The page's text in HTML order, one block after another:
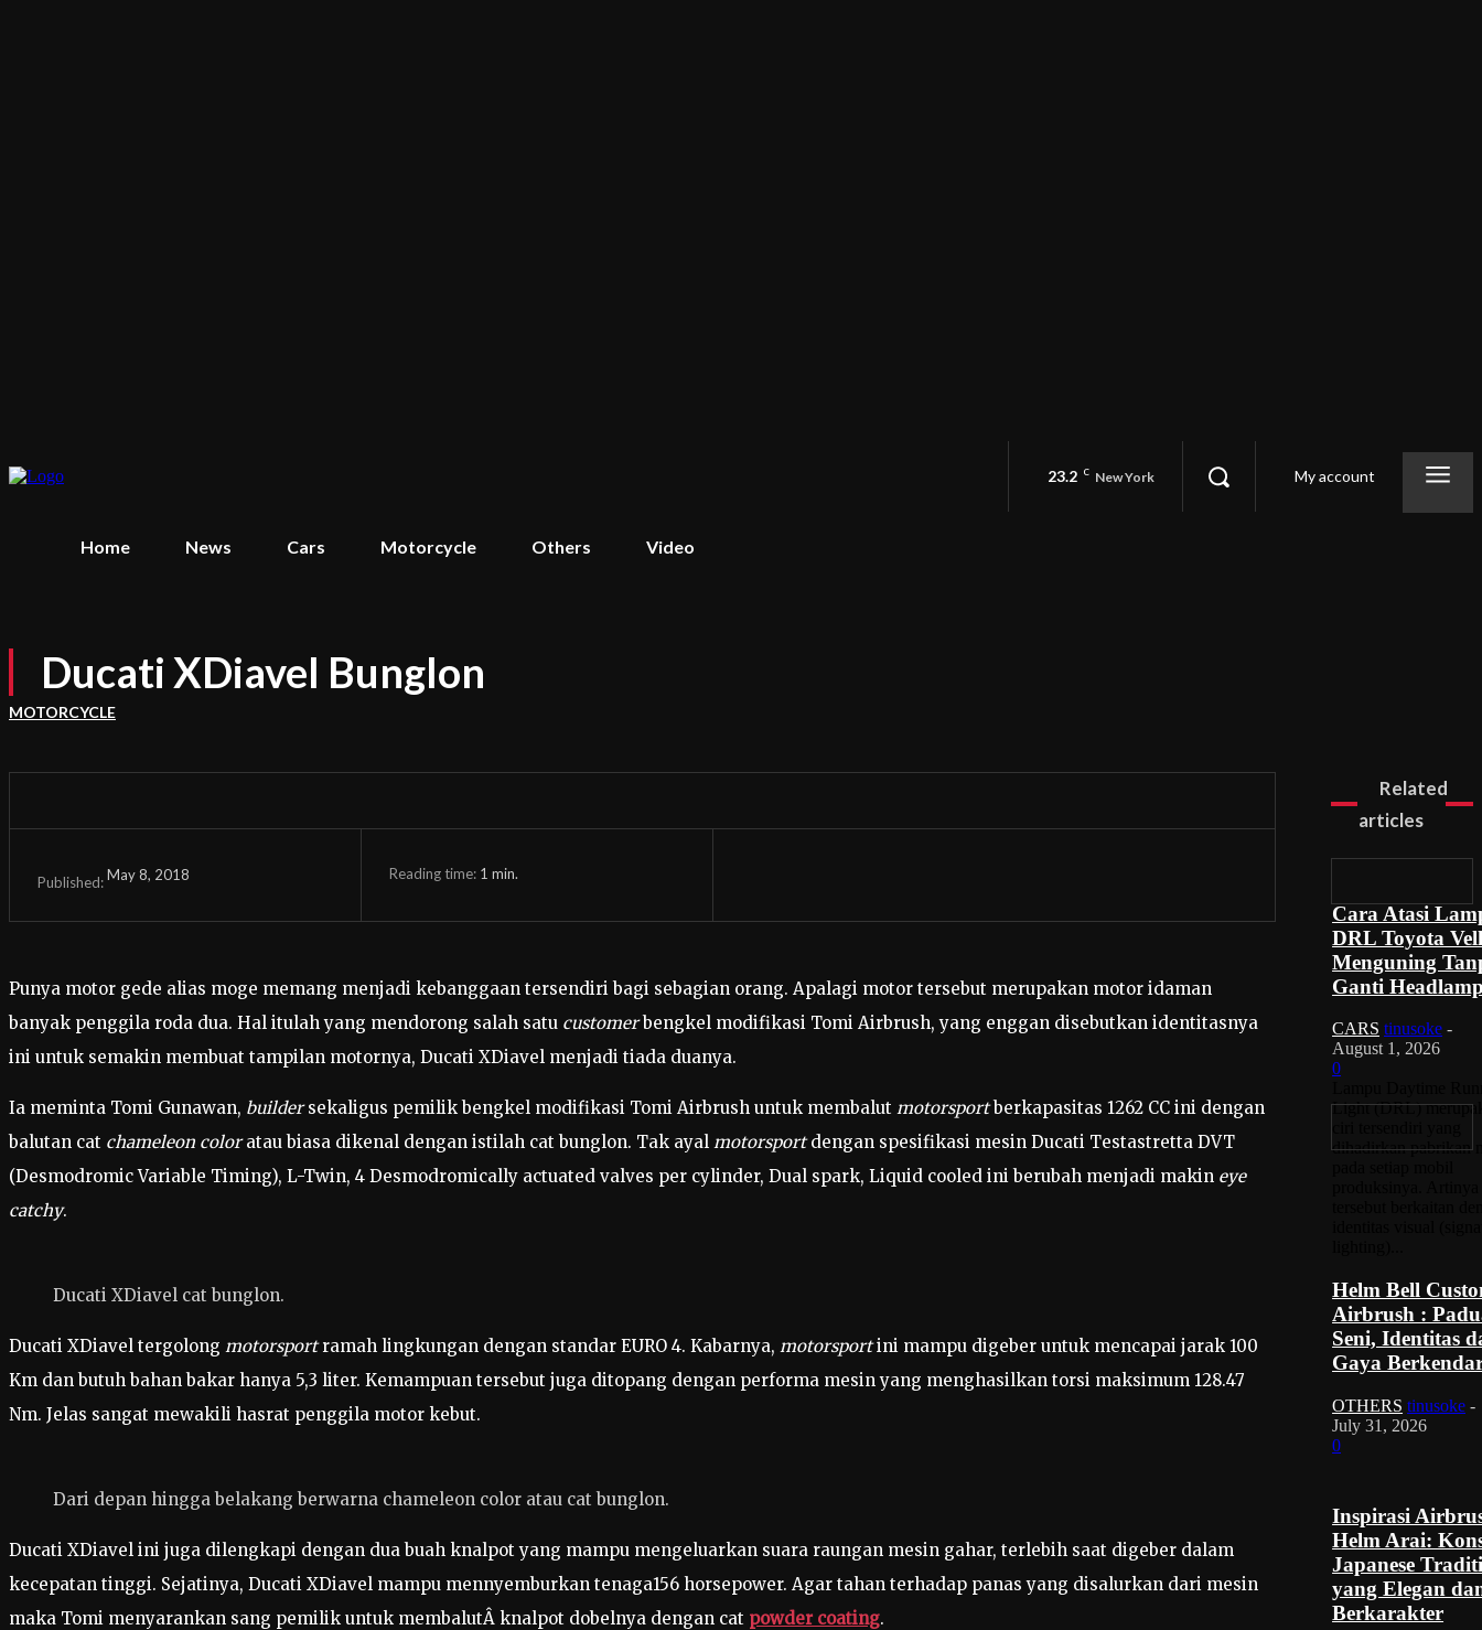
23.2 C New York My account
Home News Cars Motorcycle Others Video
Ducati XDiavel Bunglon
MOTORCYCLE
Published:May 8, 2018 Reading time: 1 min.
Punya motor gede alias moge memang menjadi kebanggaan tersendiri bagi sebagian orang. Apalagi motor tersebut merupakan motor idaman
banyak penggila roda dua. Hal itulah yang mendorong salah satu customerbengkel modifikasi Tomi Airbrush, yang enggan disebutkan identitasnya
ini untuk semakin membuat tampilan motornya, Ducati XDiavel menjadi tiada duanya.
Ia meminta Tomi Gunawan, buildersekaligus pemilik bengkel modifikasi Tomi Airbrush untuk membalut motorsportberkapasitas 1262 CC ini dengan
balutan cat chameleon coloratau biasa dikenal dengan istilah cat bunglon. Tak ayal motorsportdengan spesifikasi mesin Ducati Testastretta DVT
(Desmodromic Variable Timing), L-Twin, 4 Desmodromically actuated valves per cylinder, Dual spark, Liquid cooled ini berubah menjadi makin eye
catchy.
Ducati XDiavel cat bunglon.
Ducati XDiavel tergolong motorsportramah lingkungan dengan standar EURO 4. Kabarnya, motorsportini mampu digeber untuk mencapai jarak 100
Km dan butuh bahan bakar hanya 5,3 liter. Kemampuan tersebut juga ditopang dengan performa mesin yang menghasilkan torsi maksimum 128.47
Nm. Jelas sangat mewakili hasrat penggila motor kebut.
Dari depan hingga belakang berwarna chameleon color atau cat bunglon.
Ducati XDiavel ini juga dilengkapi dengan dua buah knalpot yang mampu mengeluarkan suara raungan mesin gahar, terlebih saat digeber dalam
kecepatan tinggi. Sejatinya, Ducati XDiavel mampu mennyemburkan tenaga156 horsepower. Agar tahan terhadap panas yang disalurkan dari mesin
maka Tomi menyarankan sang pemilik untuk membalutÂ knalpot dobelnya dengan cat powder coating.
Related
articles
Cara Atasi
DRL Toyota
Menguning
Ganti
CARS tinusoke -
August 1, 2026
0
Light (DRL)
dihadirkan pabrikan
Helm Bell
Airbrush :
Seni, Identitas
Gaya
OTHERS tinusoke -
July 31, 2026
0
Inspirasi
Helm Arai:
Japanese
yang Elegan
Berkarakter